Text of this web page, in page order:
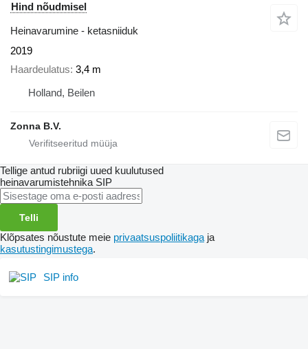
Hind nõudmisel
Heinavarumine - ketasniiduk
2019
Haardeulatus 3,4 m
Holland, Beilen
Zonna B.V.
Tellige antud rubriigi uued kuulutused
heinavarumistehnika SIP
Telli
Klõpsates nõustute meie privaatsuspoliitikaga ja
kasutustingimustega.
SIP info